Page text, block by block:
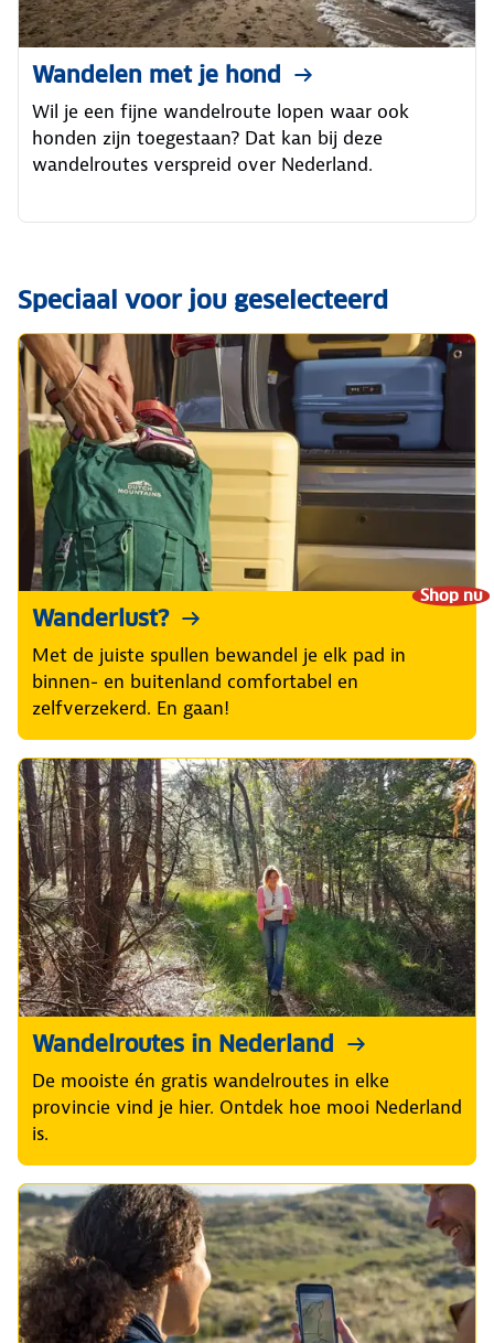
Wandelen met je hond
Wil je een fijne wandelroute lopen waar ook
honden zijn toegestaan? Dat kan bij deze
wandelroutes verspreid over Nederland.
Speciaal voor jou geselecteerd
Shop nu
Wanderlust?
Met de juiste spullen bewandel je elk pad in
binnen- en buitenland comfortabel en
zelfverzekerd. En gaan!
Wandelroutes in Nederland
De mooiste én gratis wandelroutes in elke
provincie vind je hier. Ontdek hoe mooi Nederland
is.